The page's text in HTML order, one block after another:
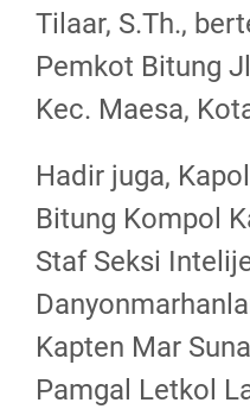
Tilaar, S.Th.,
Pemkot Bitung
Kec. Maesa,
Hadir juga,
Bitung Kompol
Staf Seksi
Kapten Mar
Pamgal Letkol